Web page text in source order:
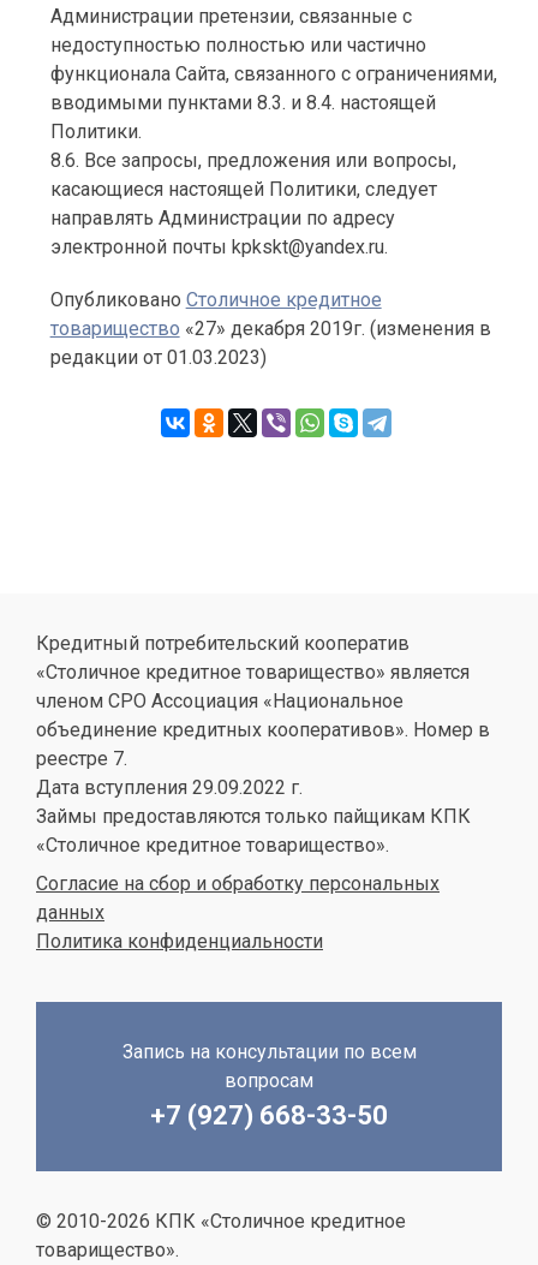
Администрации претензии, связанные с
недоступностью полностью или частично
функционала Сайта, связанного с ограничениями,
вводимыми пунктами 8.3. и 8.4. настоящей
Политики.
8.6. Все запросы, предложения или вопросы,
касающиеся настоящей Политики, следует
направлять Администрации по адресу
электронной почты kpkskt@yandex.ru.
Опубликовано Cтоличное кредитное
товарищество «27» декабря 2019г. (изменения в
редакции от 01.03.2023)
Кредитный потребительский кооператив
«Столичное кредитное товарищество» является
членом СРО Ассоциация «Национальное
объединение кредитных кооперативов». Номер в
реестре 7.
Дата вступления 29.09.2022 г.
Займы предоставляются только пайщикам КПК
«Столичное кредитное товарищество».
Согласие на сбор и обработку персональных
данных
Политика конфиденциальности
Запись на консультации по всем
вопросам
+7 (927) 668-33-50
© 2010-2026 КПК «Столичное кредитное
товарищество».